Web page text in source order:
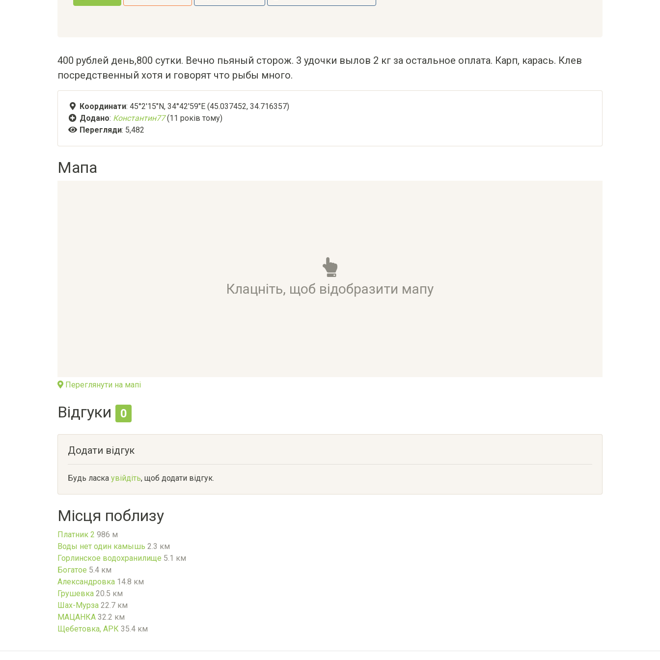
400 рублей день,800 сутки. Вечно пьяный сторож. 3 удочки вылов 2 кг за остальное оплата. Карп, карась. Клев
посредственный хотя и говорят что рыбы много.
Координати: 45°2'15"N, 34°42'59"E (45.037452, 34.716357)
Додано: Константин77 (11 років тому)
Перегляди: 5,482
Мапа
Клацніть, щоб відобразити мапу
Переглянути на мапі
Відгуки 0
Додати відгук
Будь ласка увійдіть, щоб додати відгук.
Місця поблизу
Платник 2 986 м
Воды нет один камышь 2.3 км
Горлинское водохранилище 5.1 км
Богатое 5.4 км
Александровка 14.8 км
Грушевка 20.5 км
Шах-Мурза 22.7 км
МАЦАНКА 32.2 км
Щебетовка, АРК 35.4 км